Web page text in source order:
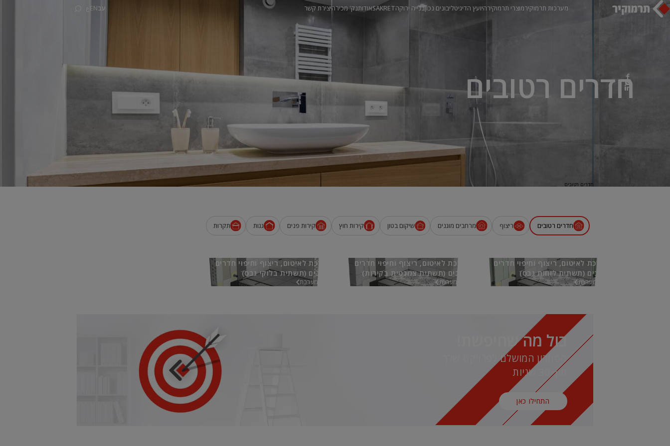
מערכות תרמוקירמוצרי תרמוקירהיועץ הדיגיטליבונים נכוןבנייה ירוקהSAKRETאודותנק' מכירהיצירת קשר עבEN ع
חדרים רטובים
חדרים רטובים
חדרים רטובים ריצוף מרחבים מוגנים שיקום בטון קירות חוץ קירות פנים גגות תקרות
מערכת לאיטום, ריצוף וחיפוי חדרים
רטובים (תשתית לוחות גבס)
אל המערכת
מערכת לאיטום, ריצוף וחיפוי חדרים
רטובים (תשתית צמנטית בקירות)
אל המערכת
מערכת לאיטום, ריצוף וחיפוי חדרים
רטובים (תשתית בלוקי גבס)
אל המערכת
בול מה שחיפשת!
הפתרון המושלם לפרויקט שלך
תוך 30 שניות
התחילו כאן